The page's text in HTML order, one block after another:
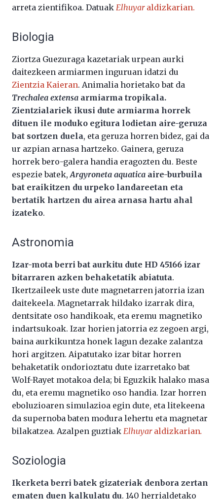
arreta zientifikoa. Datuak Elhuyar aldizkarian.
Biologia
Ziortza Guezuraga kazetariak urpean aurki
daitezkeen armiarmen inguruan idatzi du
Zientzia Kaieran. Animalia horietako bat da
Trechalea extensa armiarma tropikala.
Zientzialariek ikusi dute armiarma horrek
dituen ile moduko egitura lodietan aire-geruza
bat sortzen duela, eta geruza horren bidez, gai da
ur azpian arnasa hartzeko. Gainera, geruza
horrek bero-galera handia eragozten du. Beste
espezie batek, Argyroneta aquatica aire-burbuila
bat eraikitzen du urpeko landareetan eta
bertatik hartzen du airea arnasa hartu ahal
izateko.
Astronomia
Izar-mota berri bat aurkitu dute HD 45166 izar
bitarraren azken behaketatik abiatuta.
Ikertzaileek uste dute magnetarren jatorria izan
daitekeela. Magnetarrak hildako izarrak dira,
dentsitate oso handikoak, eta eremu magnetiko
indartsukoak. Izar horien jatorria ez zegoen argi,
baina aurkikuntza honek lagun dezake zalantza
hori argitzen. Aipatutako izar bitar horren
behaketatik ondorioztatu dute izarretako bat
Wolf-Rayet motakoa dela; bi Eguzkik halako masa
du, eta eremu magnetiko oso handia. Izar horren
eboluzioaren simulazioa egin dute, eta litekeena
da supernoba baten modura lehertu eta magnetar
bilakatzea. Azalpen guztiak Elhuyar aldizkarian.
Soziologia
Ikerketa berri batek gizateriak denbora zertan
ematen duen kalkulatu du. 140 herrialdetako